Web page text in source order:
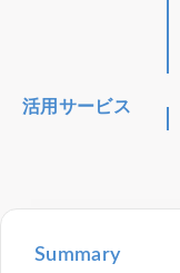
活用サービス
Summary